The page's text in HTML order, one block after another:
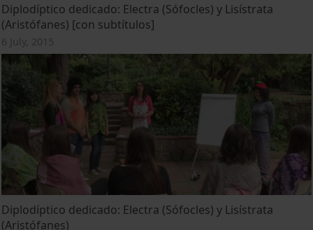
Diplodíptico dedicado: Electra (Sófocles) y Lisístrata
(Aristófanes) [con subtítulos]
6 July, 2015
Diplodíptico dedicado: Electra (Sófocles) y Lisístrata
(Aristófanes)